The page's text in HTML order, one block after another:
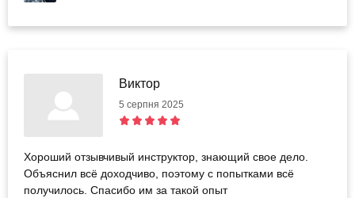
Виктор
5 серпня 2025
Хороший отзывчивый инструктор, знающий свое дело.
Объяснил всё доходчиво, поэтому с попытками всё
получилось. Спасибо им за такой опыт